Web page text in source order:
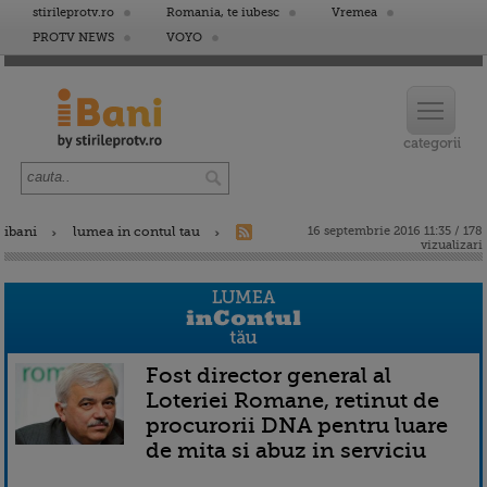
stirileprotv.ro Romania, te iubesc
Vremea
PROTV NEWS
VOYO
ibani lumea in contul tau
16 septembrie 2016 11:35 / 178
vizualizari
Fost director general al
Loteriei Romane, retinut de
procurorii DNA pentru luare
de mita si abuz in serviciu